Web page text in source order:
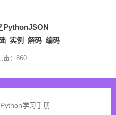
PythonJSON
实例 解码 编码
击：860
学习手册